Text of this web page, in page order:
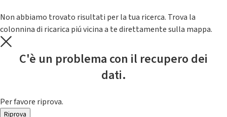
Non abbiamo trovato risultati per la tua ricerca. Trova la
colonnina di ricarica piú vicina a te direttamente sulla mappa.
C'è un problema con il recupero dei
dati.
Per favore riprova.
Riprova